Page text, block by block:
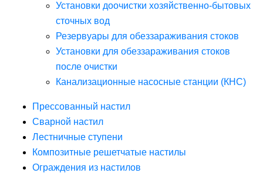
Установки доочистки хозяйственно-бытовых
сточных вод
Резервуары для обеззараживания стоков
Установки для обеззараживания стоков
после очистки
Канализационные насосные станции (КНС)
Прессованный настил
Сварной настил
Лестничные ступени
Композитные решетчатые настилы
Ограждения из настилов